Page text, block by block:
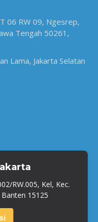
06 RW 09, Ngesrep,
Tengah 50261,
Lama, Jakarta Selatan
RW.005, Kel, Kec.
15125